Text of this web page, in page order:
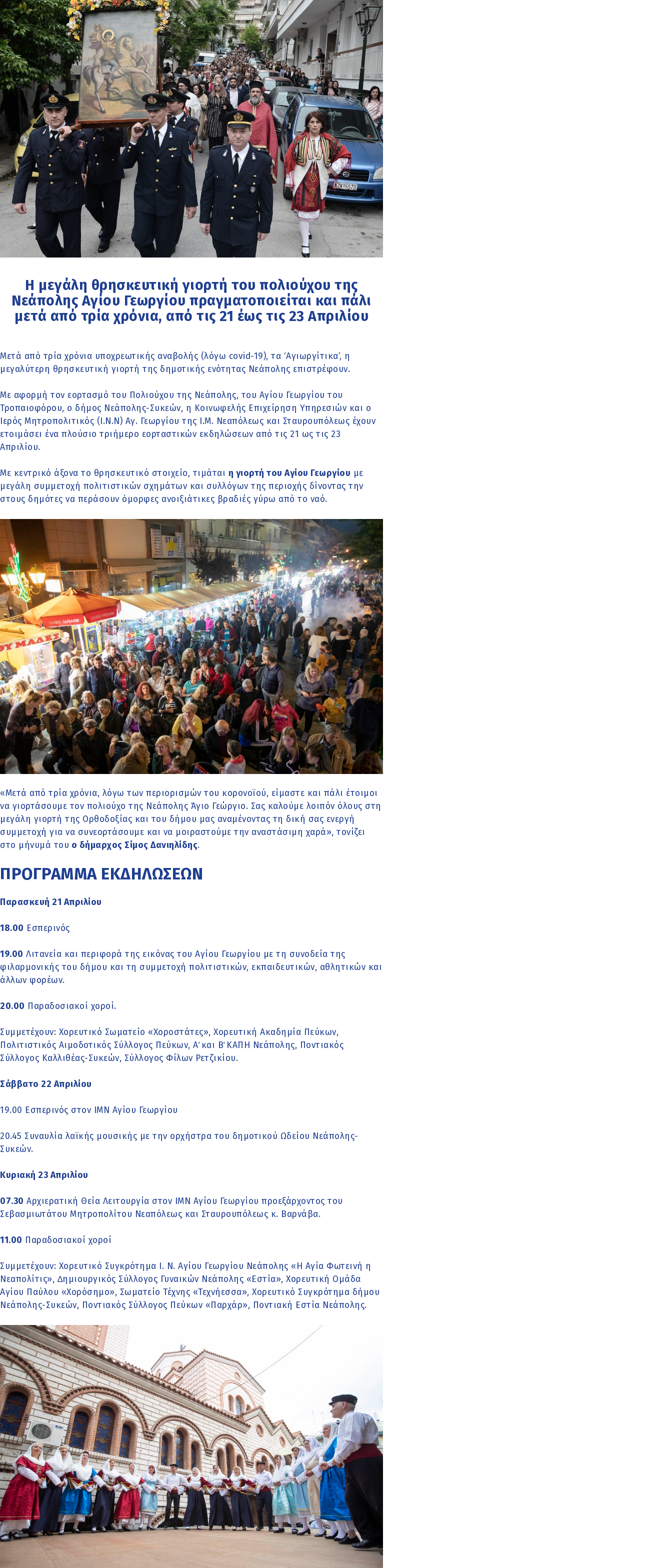
Η μεγάλη θρησκευτική γιορτή του πολιούχου της
Νεάπολης Αγίου Γεωργίου πραγματοποιείται και πάλι
μετά από τρία χρόνια, από τις 21 έως τις 23 Απριλίου
Μετά από τρία χρόνια υποχρεωτικής αναβολής (λόγω covid-19), τα ‘Αγιωργίτικα’, η
μεγαλύτερη θρησκευτική γιορτή της δημοτικής ενότητας Νεάπολης επιστρέφουν.
Με αφορμή τον εορτασμό του Πολιούχου της Νεάπολης, του Αγίου Γεωργίου του
Τροπαιοφόρου, ο δήμος Νεάπολης-Συκεών, η Κοινωφελής Επιχείρηση Υπηρεσιών και ο
Ιερός Μητροπολιτικός (Ι.Ν.Ν) Αγ. Γεωργίου της Ι.Μ. Νεαπόλεως και Σταυρουπόλεως έχουν
ετοιμάσει ένα πλούσιο τριήμερο εορταστικών εκδηλώσεων από τις 21 ως τις 23
Απριλίου.
Με κεντρικό άξονα το θρησκευτικό στοιχείο, τιμάται η γιορτή του Αγίου Γεωργίου με
μεγάλη συμμετοχή πολιτιστικών σχημάτων και συλλόγων της περιοχής δίνοντας την
στους δημότες να περάσουν όμορφες ανοιξιάτικες βραδιές γύρω από το ναό.
«Μετά από τρία χρόνια, λόγω των περιορισμών του κορονοϊού, είμαστε και πάλι έτοιμοι
να γιορτάσουμε τον πολιούχο της Νεάπολης Άγιο Γεώργιο. Σας καλούμε λοιπόν όλους στη
μεγάλη γιορτή της Ορθοδοξίας και του δήμου μας αναμένοντας τη δική σας ενεργή
συμμετοχή για να συνεορτάσουμε και να μοιραστούμε την αναστάσιμη χαρά», τονίζει
στο μήνυμά του ο δήμαρχος Σίμος Δανιηλίδης.
ΠΡΟΓΡΑΜΜΑ ΕΚΔΗΛΩΣΕΩΝ
Παρασκευή 21 Απριλίου
18.00 Εσπερινός
19.00 Λιτανεία και περιφορά της εικόνας του Αγίου Γεωργίου με τη συνοδεία της
φιλαρμονικής του δήμου και τη συμμετοχή πολιτιστικών, εκπαιδευτικών, αθλητικών και
άλλων φορέων.
20.00 Παραδοσιακοί χοροί.
Συμμετέχουν: Χορευτικό Σωματείο «Χοροστάτες», Χορευτική Ακαδημία Πεύκων,
Πολιτιστικός Αιµοδοτικός Σύλλογος Πεύκων, Α΄ και Β΄ ΚΑΠΗ Νεάπολης, Ποντιακός
Σύλλογος Καλλιθέας-Συκεών, Σύλλογος Φίλων Ρετζικίου.
Σάββατο 22 Απριλίου
19.00 Εσπερινός στον ΙΜΝ Αγίου Γεωργίου
20.45 Συναυλία λαϊκής μουσικής με την ορχήστρα του δημοτικού Ωδείου Νεάπολης-
Συκεών.
Κυριακή 23 Απριλίου
07.30 Αρχιερατική Θεία Λειτουργία στον ΙΜΝ Αγίου Γεωργίου προεξάρχοντος του
Σεβασμιωτάτου Μητροπολίτου Νεαπόλεως και Σταυρουπόλεως κ. Βαρνάβα.
11.00 Παραδοσιακοί χοροί
Συµµετέχουν: Χορευτικό Συγκρότημα Ι. Ν. Αγίου Γεωργίου Νεάπολης «Η Αγία Φωτεινή η
Νεαπολίτις», ∆ημιουργικός Σύλλογος Γυναικών Νεάπολης «Εστία», Χορευτική Ομάδα
Αγίου Παύλου «Χορόσηµο», Σωματείο Τέχνης «Τεχνήεσσα», Χορευτικό Συγκρότημα δήμου
Νεάπολης-Συκεών, Ποντιακός Σύλλογος Πεύκων «Παρχάρ», Ποντιακή Εστία Νεάπολης.